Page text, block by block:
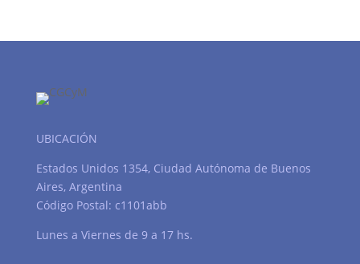
UBICACIÓN
Estados Unidos 1354, Ciudad Autónoma de Buenos
Aires, Argentina
Código Postal: c1101abb
Lunes a Viernes de 9 a 17 hs.